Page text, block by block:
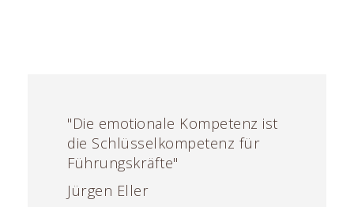
"Die emotionale Kompetenz ist
die Schlüsselkompetenz für
Führungskräfte"
Jürgen Eller